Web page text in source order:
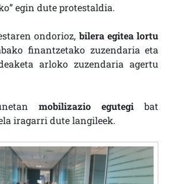
egin dute protestaldia.
ondorioz,bilera egitea lortu
finantzetako zuzendaria eta
arloko zuzendaria agertu
mobilizazio egutegi bat
iragarri dute langileek.